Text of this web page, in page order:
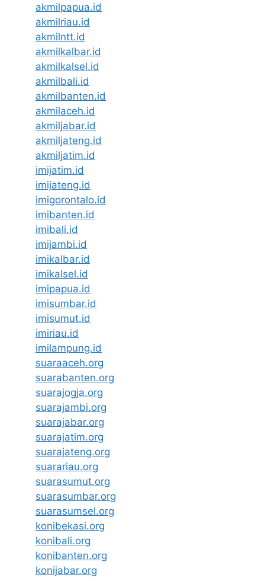
akmilpapua.id
akmilriau.id
akmilntt.id
akmilkalbar.id
akmilkalsel.id
akmilbali.id
akmilbanten.id
akmilaceh.id
akmiljabar.id
akmiljateng.id
akmiljatim.id
imijatim.id
imijateng.id
imigorontalo.id
imibanten.id
imibali.id
imijambi.id
imikalbar.id
imikalsel.id
imipapua.id
imisumbar.id
imisumut.id
imiriau.id
imilampung.id
suaraaceh.org
suarabanten.org
suarajogja.org
suarajambi.org
suarajabar.org
suarajatim.org
suarajateng.org
suarariau.org
suarasumut.org
suarasumbar.org
suarasumsel.org
konibekasi.org
konibali.org
konibanten.org
konijabar.org